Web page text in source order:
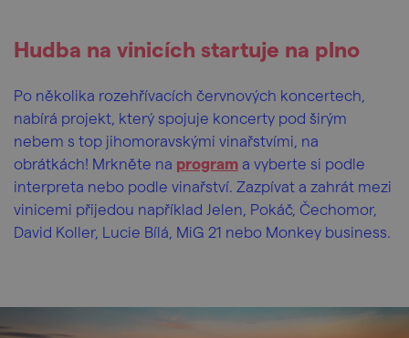
Hudba na vinicích startuje na plno
Po několika rozehřívacích červnových koncertech,
nabírá projekt, který spojuje koncerty pod širým
nebem s top jihomoravskými vinařstvími, na
obrátkách! Mrkněte na program a vyberte si podle
interpreta nebo podle vinařství. Zazpívat a zahrát mezi
vinicemi přijedou například Jelen, Pokáč, Čechomor,
David Koller, Lucie Bílá, MiG 21 nebo Monkey business.